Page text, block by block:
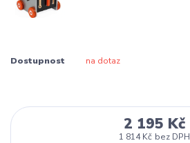
Dostupnost na dotaz
2 195 Kč
1 814 Kč bez DPH